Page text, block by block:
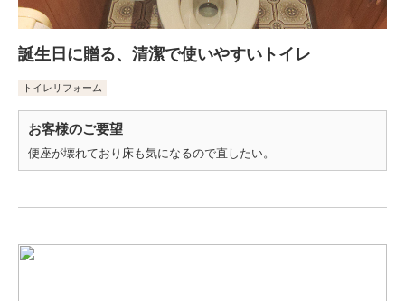
誕生日に贈る、清潔で使いやすいトイレ
トイレリフォーム
お客様のご要望
便座が壊れており床も気になるので直したい。